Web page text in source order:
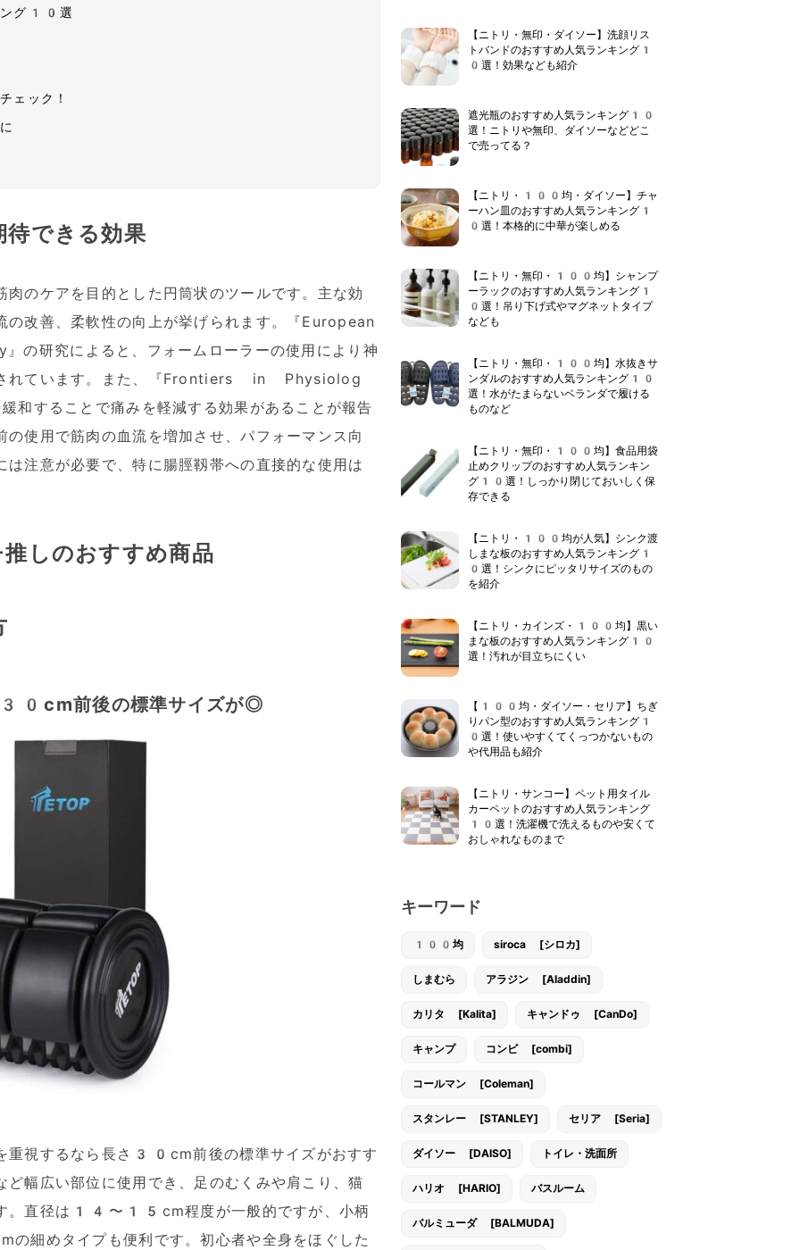
ング10選
ェック！
待できる効果
のケアを目的とした円筒状のツールです。主な効
の改善、柔軟性の向上が挙げられます。『European
究によると、フォームローラーの使用により神
されています。また、『Frontiers in Physiolog
和することで痛みを軽減する効果があることが報告
使用で筋肉の血流を増加させ、パフォーマンス向
注意が必要で、特に腸脛靱帯への直接的な使用は
しのおすすめ商品
30cm前後の標準サイズが◎
重視するなら長さ30cm前後の標準サイズがおすす
幅広い部位に使用でき、足のむくみや肩こり、猫
す。直径は14〜15cm程度が一般的ですが、小柄
めタイプも便利です。初心者や全身をほぐした
【ニトリ・無印・ダイソー】洗顔リス
トバンドのおすすめ人気ランキング1
0選！効果なども紹介
遮光瓶のおすすめ人気ランキング10
選！ニトリや無印、ダイソーなどどこ
で売ってる？
【ニトリ・100均・ダイソー】チャ
ーハン皿のおすすめ人気ランキング1
0選！本格的に中華が楽しめる
【ニトリ・無印・100均】シャンプ
ーラックのおすすめ人気ランキング1
0選！吊り下げ式やマグネットタイプ
なども
【ニトリ・無印・100均】水抜きサ
ンダルのおすすめ人気ランキング10
選！水がたまらないベランダで履ける
ものなど
【ニトリ・無印・100均】食品用袋
止めクリップのおすすめ人気ランキン
グ10選！しっかり閉じておいしく保
存できる
【ニトリ・100均が人気】シンク渡
しまな板のおすすめ人気ランキング1
0選！シンクにピッタリサイズのもの
を紹介
【ニトリ・カインズ・100均】黒い
まな板のおすすめ人気ランキング10
選！汚れが目立ちにくい
【100均・ダイソー・セリア】ちぎ
りパン型のおすすめ人気ランキング1
0選！使いやすくてくっつかないもの
や代用品も紹介
【ニトリ・サンコー】ペット用タイル
カーペットのおすすめ人気ランキング
10選！洗濯機で洗えるものや安くて
おしゃれなものまで
キーワード
100均 siroca [シロカ]
しまむら アラジン [Aladdin]
カリタ [Kalita] キャンドゥ [CanDo]
キャンプ コンビ [combi]
コールマン [Coleman]
スタンレー [STANLEY] セリア [Seria]
ダイソー [DAISO] トイレ・洗面所
ハリオ [HARIO] バスルーム
バルミューダ [BALMUDA]